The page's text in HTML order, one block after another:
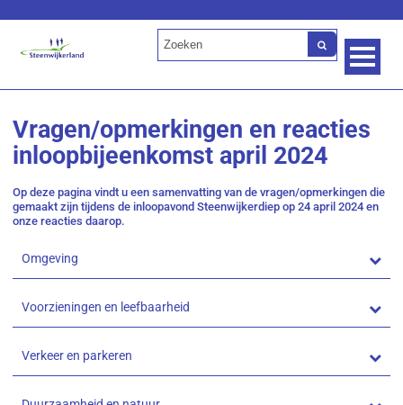
Vragen/opmerkingen en reacties
inloopbijeenkomst april 2024
Op deze pagina vindt u een samenvatting van de vragen/opmerkingen die
gemaakt zijn tijdens de inloopavond Steenwijkerdiep op 24 april 2024 en
onze reacties daarop.
Omgeving
Voorzieningen en leefbaarheid
Verkeer en parkeren